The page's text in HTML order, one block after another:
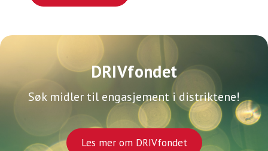
DRIVfondet
Søk midler til engasjement i distriktene!
Les mer om DRIVfondet